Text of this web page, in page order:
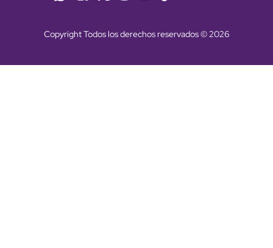
Copyright Todos los derechos reservados © 2026